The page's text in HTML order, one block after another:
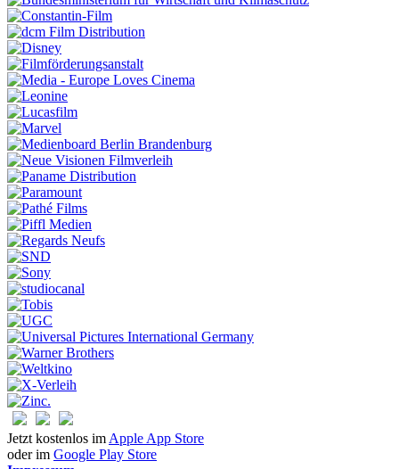
Jetzt kostenlos im Apple App Store
oder im Google Play Store